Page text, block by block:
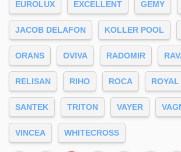
EUROLUX EXCELLENT GEMY
JACOB DELAFON KOLLER POOL
ORANS OVIVA RADOMIR
RELISAN RIHO ROCA
SANTEK TRITON VAYER
VINCEA WHITECROSS